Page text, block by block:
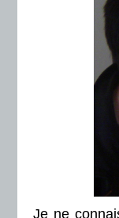
Je ne